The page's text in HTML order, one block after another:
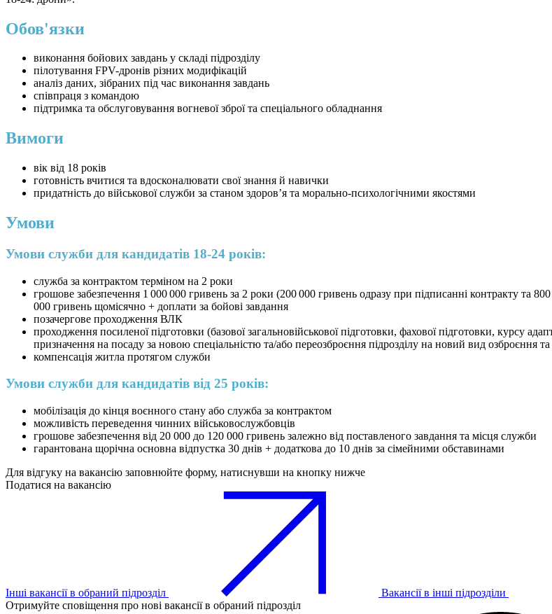
Обов'язки
виконання бойових завдань у складі підрозділу
пілотування FPV-дронів різних модифікацій
аналіз даних, зібраних під час виконання завдань
співпраця з командою
підтримка та обслуговування вогневої зброї та спеціального обладнання
Вимоги
вік від 18 років
готовність вчитися та вдосконалювати свої знання й навички
придатність до військової служби за станом здоров’я та морально-психологічними якостями
Умови
Умови служби для кандидатів 18-24 років:
служба за контрактом терміном на 2 роки
грошове забезпечення 1 000 000 гривень за 2 роки (200 000 гривень одразу при підписанні контракту та
000 гривень щомісячно + доплати за бойові завдання
позачергове проходження ВЛК
проходження посиленої підготовки (базової загальновійськової підготовки, фахової підготовки, курсу
призначення на посаду за новою спеціальністю та/або переозброєння підрозділу на новий вид озброєння та
компенсація житла протягом служби
Умови служби для кандидатів від 25 років:
мобілізація до кінця воєнного стану або служба за контрактом
можливість переведення чинних військовослужбовців
грошове забезпечення від 20 000 до 120 000 гривень залежно від поставленого завдання та місця служби
гарантована щорічна основна відпустка 30 днів + додаткова до 10 днів за сімейними обставинами
Для відгуку на вакансію заповнюйте форму, натиснувши на кнопку нижче
Податися на вакансію
Інші вакансії в обраний підрозділ
Вакансії в інші підрозділи
Отримуйте сповіщення про нові вакансії в обраний підрозділ